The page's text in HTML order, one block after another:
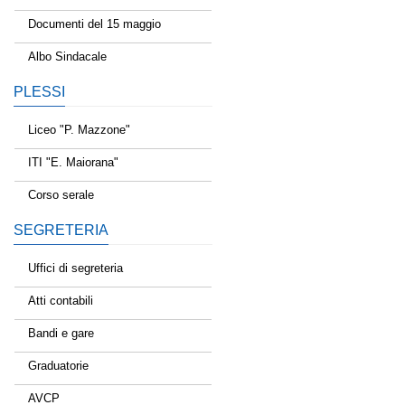
Documenti del 15 maggio
Albo Sindacale
PLESSI
Liceo "P. Mazzone"
ITI "E. Maiorana"
Corso serale
SEGRETERIA
Uffici di segreteria
Atti contabili
Bandi e gare
Graduatorie
AVCP